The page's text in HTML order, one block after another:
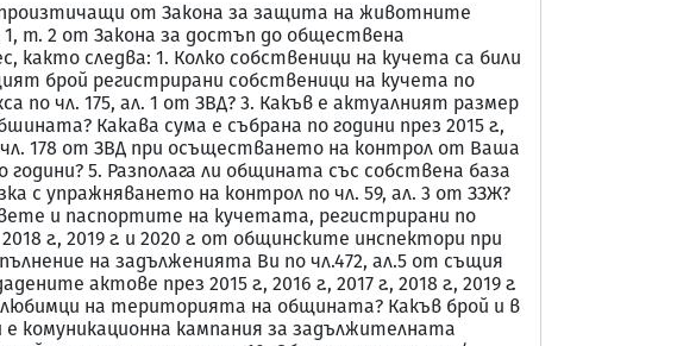
от Закона за защита на животните
т. 2 от Закона за достъп до обществена
следва: 1. Колко собственици на кучета са били
брой регистрирани собственици на кучета по
чл. 175, ал. 1 от ЗВД? 3. Какъв е актуалният размер
Какава сума е събрана по години през 2015 г.,
чл. 178 от ЗВД при осъществането на контрол от Ваша
години? 5. Разполага ли общината със собствена база
с упражняването на контрол по чл. 59, ал. 3 от ЗЗЖ?
и паспортите на кучетата, регистрирани по
г., 2019 г. и 2020 г. от общинските инспектори при
на задълженията Ви по чл.472, ал.5 от същия
актове през 2015 г., 2016 г., 2017 г., 2018 г., 2019 г.
любимци на територията на общината? Какъв брой и в
комуникационна кампания за задължителната